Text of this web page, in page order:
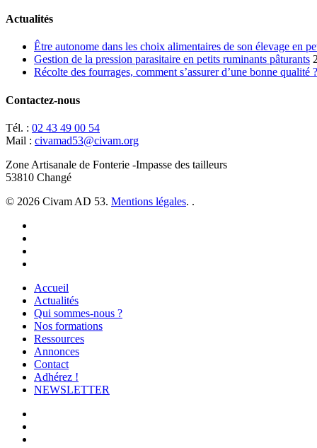
Actualités
Être autonome dans les choix alimentaires de son élevage en
Gestion de la pression parasitaire en petits ruminants pâturants
Récolte des fourrages, comment s’assurer d’une bonne qualité ?
Contactez-nous
Tél. : 02 43 49 00 54
Mail : civamad53@civam.org
Zone Artisanale de Fonterie -Impasse des tailleurs
53810 Changé
© 2026 Civam AD 53. Mentions légales. .
Close
Menu
Accueil
Actualités
Qui sommes-nous ?
Nos formations
Ressources
Annonces
Contact
Adhérez !
NEWSLETTER